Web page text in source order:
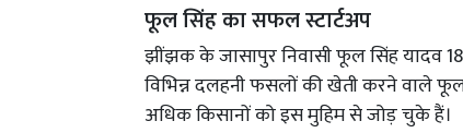
फूल सिंह का सफल स्टार्टअप
झींझक के जासापुर निवासी फूल सिंह यादव
विभिन्न दलहनी फसलों की खेती करने वाले
अधिक किसानों को इस मुहिम से जोड़ चुके हैं।